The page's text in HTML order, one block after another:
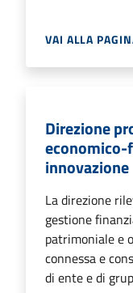
VAI ALLA
Direzione
economico-
innovazione
La direzione
gestione
patrimoniale e
connessa e
di ente e di